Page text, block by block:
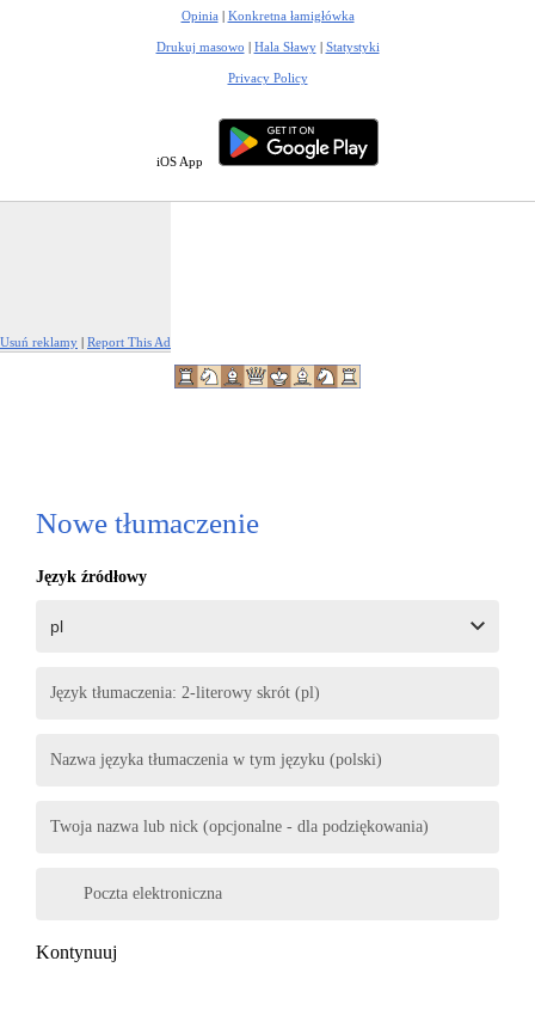
Opinia | Konkretna łamigłówka
Drukuj masowo | Hala Sławy| Statystyki
Privacy Policy
iOS App
Usuń reklamy | Report This Ad
Nowe tłumaczenie
Język źródłowy
Język tłumaczenia: 2-literowy skrót (pl)
Nazwa języka tłumaczenia w tym języku (polski)
Twoja nazwa lub nick (opcjonalne - dla podziękowania)
Poczta elektroniczna
Kontynuuj